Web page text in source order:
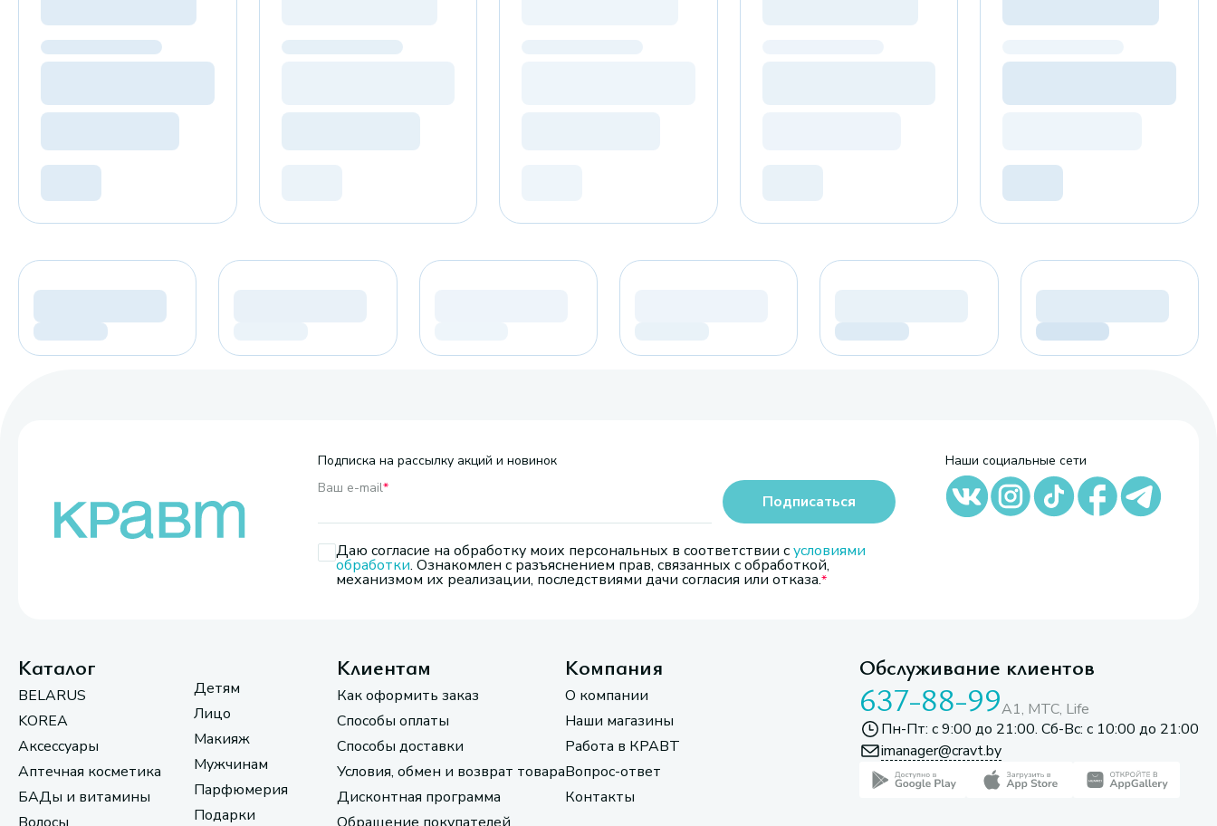
Подписка на рассылку акций и новинок
Ваш e-mail*
Даю согласие на обработку моих персональных в соответствии сусловиями
обработки. Ознакомлен с разъяснением прав, связанных с обработкой,
механизмом их реализации, последствиями дачи согласия или отказа.
Подписаться
Наши социальные сети
Каталог
BELARUS
KOREA
Аксессуары
Аптечная косметика
БАДы и витамины
Детям
Лицо
Макияж
Мужчинам
Парфюмерия
Подарки
Клиентам
Как оформить заказ
Способы оплаты
Способы доставки
Условия, обмен и возврат товара
Дисконтная программа
Компания
О компании
Наши магазины
Работа в КРАВТ
Вопрос-ответ
Контакты
Обслуживание клиентов
637-88-99A1, МТС, Life
Пн-Пт: с 9:00 до 21:00. Сб-Вс: с 10:00 до 21:00
imanager@cravt.by